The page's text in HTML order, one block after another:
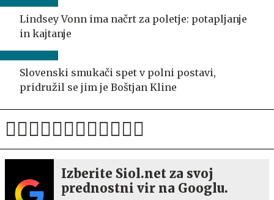
Lindsey Vonn ima načrt za poletje: potapljanje
in kajtanje
Slovenski smukači spet v polni postavi,
pridružil se jim je Boštjan Kline
Izberite Siol.net za svoj
prednostni vir na Googlu.